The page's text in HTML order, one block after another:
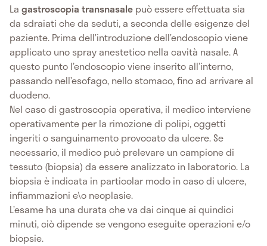
La gastroscopia transnasale può essere effettuata sia
da sdraiati che da seduti, a seconda delle esigenze del
paziente. Prima dell’introduzione dell’endoscopio viene
applicato uno spray anestetico nella cavità nasale. A
questo punto l’endoscopio viene inserito all’interno,
passando nell’esofago, nello stomaco, fino ad arrivare al
duodeno.
Nel caso di gastroscopia operativa, il medico interviene
operativamente per la rimozione di polipi, oggetti
ingeriti o sanguinamento provocato da ulcere. Se
necessario, il medico può prelevare un campione di
tessuto (biopsia) da essere analizzato in laboratorio. La
biopsia è indicata in particolar modo in caso di ulcere,
infiammazioni e\o neoplasie.
L’esame ha una durata che va dai cinque ai quindici
minuti, ciò dipende se vengono eseguite operazioni e/o
biopsie.